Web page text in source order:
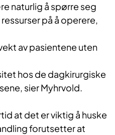
naturlig å spørre seg
på å operere,
av pasientene uten
hos de dagkirurgiske
sier Myhrvold.
at det er viktig å huske
forutsetter at